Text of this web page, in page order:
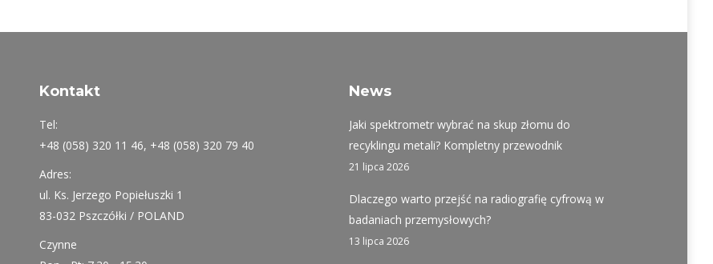
Kontakt
Tel:
+48 (058) 320 11 46, +48 (058) 320 79 40
Adres:
ul. Ks. Jerzego Popiełuszki 1
83-032 Pszczółki / POLAND
Czynne
News
Jaki spektrometr wybrać na skup złomu do
recyklingu metali? Kompletny przewodnik
21 lipca 2026
Dlaczego warto przejść na radiografię cyfrową w
badaniach przemysłowych?
13 lipca 2026